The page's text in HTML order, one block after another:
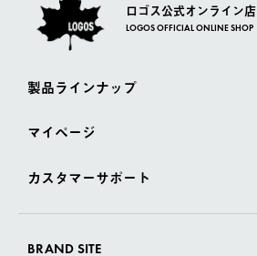
ロゴス公式オンライン店
LOGOS OFFICIAL ONLINE SHOP
製品ラインナップ
マイページ
カスタマーサポート
BRAND SITE